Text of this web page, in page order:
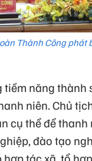
Thành Công phát
năng thành
niên. Chủ
cụ thể để
đào tạo
tác xã, tổ